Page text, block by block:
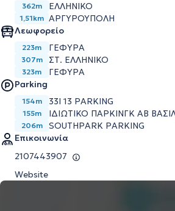
362m ΕΛΛΗΝΙΚΟ
1,51km ΑΡΓΥΡΟΥΠΟΛΗ
Λεωφορείο
223m ΓΕΦΥΡΑ
307m ΣΤ. ΕΛΛΗΝΙΚΟ
323m
ΓΕΦΥΡΑ
Parking
154m 33I 13 PARKING
155m ΙΔΙΩΤΙΚΟ ΠΑΡΚΙΝΓΚ ΑΒ
206m
SOUTHPARK PARKING
Επικοινωνία
2107443907
Website